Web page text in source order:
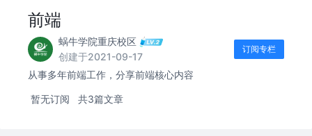
前端
蜗牛学院重庆校区
创建于2021-09-17
订阅专栏
从事多年前端工作，分享前端核心内容
暂无订阅 共3篇文章